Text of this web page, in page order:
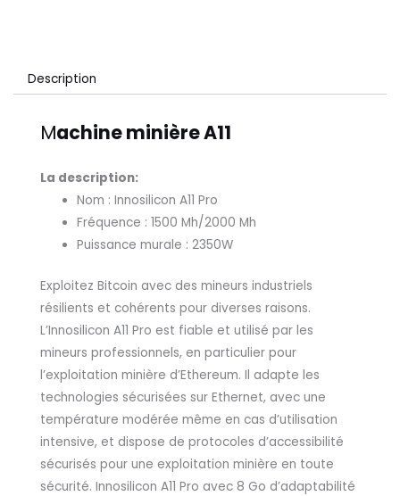
Description
Machine minière A11
La description:
Nom : Innosilicon A11 Pro
Fréquence : 1500 Mh/2000 Mh
Puissance murale : 2350W
Exploitez Bitcoin avec des mineurs industriels
résilients et cohérents pour diverses raisons.
L’Innosilicon A11 Pro est fiable et utilisé par les
mineurs professionnels, en particulier pour
l’exploitation minière d’Ethereum. Il adapte les
technologies sécurisées sur Ethernet, avec une
température modérée même en cas d’utilisation
intensive, et dispose de protocoles d’accessibilité
sécurisés pour une exploitation minière en toute
sécurité. Innosilicon A11 Pro avec 8 Go d’adaptabilité